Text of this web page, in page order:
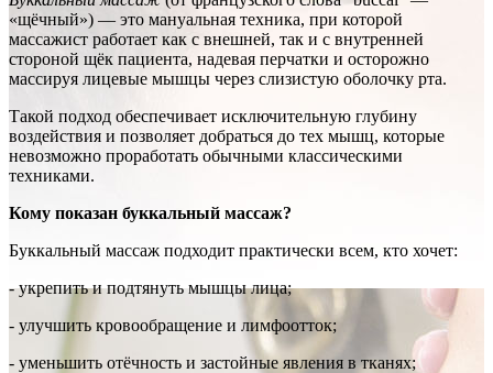
«щёчный») — это мануальная техника, при которой
массажист работает как с внешней, так и с внутренней
стороной щёк пациента, надевая перчатки и осторожно
массируя лицевые мышцы через слизистую оболочку рта.
Такой подход обеспечивает исключительную глубину
воздействия и позволяет добраться до тех мышц, которые
невозможно проработать обычными классическими
техниками.
Кому показан буккальный массаж?
Буккальный массаж подходит практически всем, кто хочет:
- укрепить и подтянуть мышцы лица;
- улучшить кровообращение и лимфоотток;
- уменьшить отёчность и застойные явления в тканях;